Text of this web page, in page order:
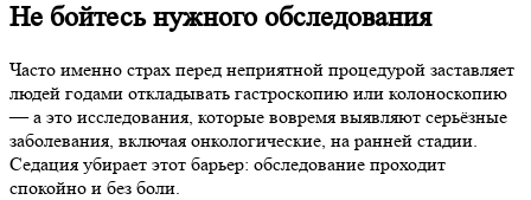
Не бойтесь нужного обследования
Часто именно страх перед неприятной процедурой заставляет
людей годами откладывать гастроскопию или колоноскопию
— а это исследования, которые вовремя выявляют серьёзные
заболевания, включая онкологические, на ранней стадии.
Седация убирает этот барьер: обследование проходит
спокойно и без боли.